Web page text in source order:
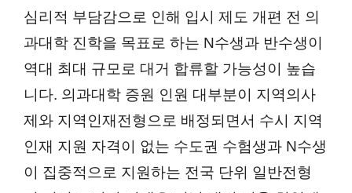
심리적 부담감으로 인해 입시 제도 개편 전 의
과대학 진학을 목표로 하는 N수생과 반수생이
역대 최대 규모로 대거 합류할 가능성이 높습
니다. 의과대학 증원 인원 대부분이 지역의사
제와 지역인재전형으로 배정되면서 수시 지역
인재 지원 자격이 없는 수도권 수험생과 N수생
이 집중적으로 지원하는 전국 단위 일반전형